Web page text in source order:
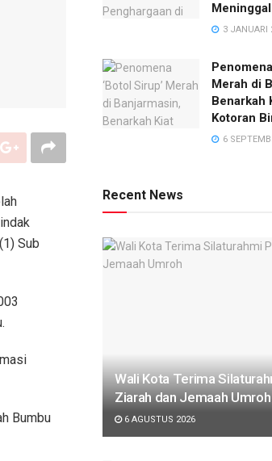
Sub
Bumbu
Meninggal
3 JANUARI
Merah di
Benarkah
Kotoran
6
Recent News
Wali Kota Terima
Ziarah dan Jemaah Umroh
6 AGUSTUS 2026